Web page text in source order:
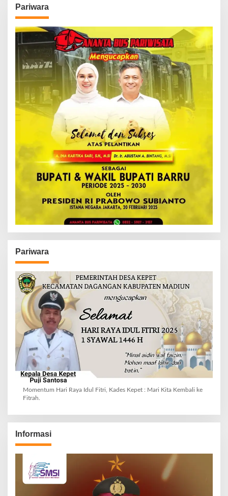
Pariwara
Pariwara
Momentum Hari Raya Idul Fitri, Kades Kepet : Mari Kita Kembali ke
Fitrah.
Informasi